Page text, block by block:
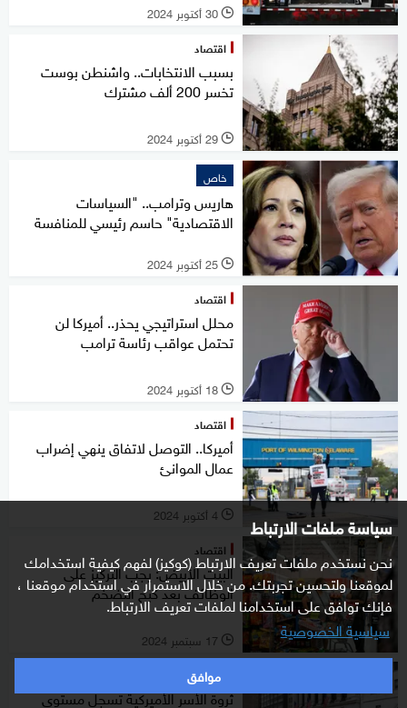
سياسة ملفات الارتباط
نحن نستخدم ملفات تعريف الارتباط (كوكيز) لفهم كيفية استخدامك
لموقعنا ولتحسين تجربتك. من خلال الاستمرار في استخدام موقعنا ،
فإنك توافق على استخدامنا لملفات تعريف الارتباط.
سياسية الخصوصية
موافق
l 30 أكتوبر 2024
اقتصاد
بسبب الانتخابات.. واشنطن بوست
تخسر 200 ألف مشترك
l 29 أكتوبر 2024
خاص
هاريس وترامب.. "السياسات
الاقتصادية" حاسم رئيسي للمنافسة
l 25 أكتوبر 2024
اقتصاد
محلل استراتيجي يحذر.. أميركا لن
تحتمل عواقب رئاسة ترامب
l 18 أكتوبر 2024
اقتصاد
أميركا.. التوصل لاتفاق ينهي إضراب
عمال الموانئ
l 4 أكتوبر 2024
اقتصاد
البيت الأبيض: يجب التركيز على
الوظائف بعد كبح التضخم
l 17 سبتمبر 2024
اقتصاد
ثروة الأسر الأميركية تسجل مستوى